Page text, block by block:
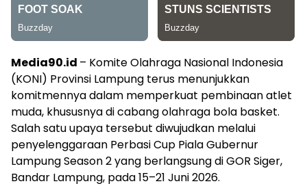
Media90.id – Komite Olahraga Nasional Indonesia
(KONI) Provinsi Lampung terus menunjukkan
komitmennya dalam memperkuat pembinaan atlet
muda, khususnya di cabang olahraga bola basket.
Salah satu upaya tersebut diwujudkan melalui
penyelenggaraan Perbasi Cup Piala Gubernur
Lampung Season 2 yang berlangsung di GOR Siger,
Bandar Lampung, pada 15–21 Juni 2026.